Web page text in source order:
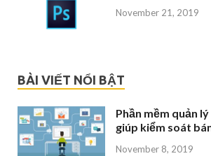
November 21, 2019
BÀI VIẾT NỔI BẬT
Phần mềm quản
giúp kiểm soát
November 8, 2019